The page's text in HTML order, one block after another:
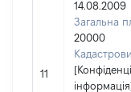
11
14.08.2009
Загальна
20000